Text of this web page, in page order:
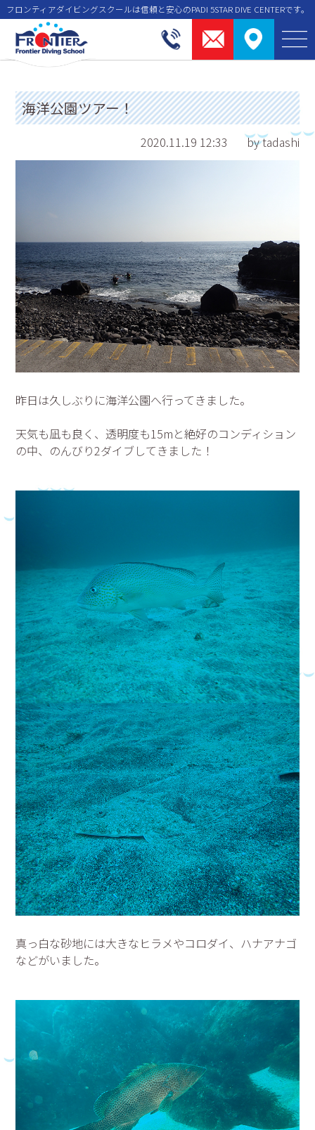
フロンティアダイビングスクールは信頼と安⼼のPADI 5STAR DIVE CENTERです。
海洋公園ツアー！
2020.11.19 12:33 by tadashi
昨日は久しぶりに海洋公園へ行ってきました。
天気も凪も良く、透明度も15mと絶好のコンディション
の中、のんびり2ダイブしてきました！
真っ白な砂地には大きなヒラメやコロダイ、ハナアナゴ
などがいました。